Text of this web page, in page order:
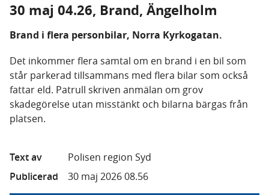
30 maj 04.26, Brand, Ängelholm
Brand i flera personbilar, Norra Kyrkogatan.
Det inkommer flera samtal om en brand i en bil som
står parkerad tillsammans med flera bilar som också
fattar eld. Patrull skriven anmälan om grov
skadegörelse utan misstänkt och bilarna bärgas från
platsen.
Text av
Polisen region Syd
Publicerad
30 maj 2026 08.56